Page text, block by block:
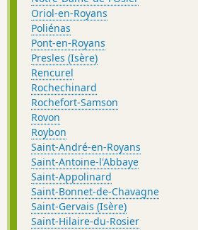
Oriol-en-Royans
Poliénas
Pont-en-Royans
Presles (Isère)
Rencurel
Rochechinard
Rochefort-Samson
Rovon
Roybon
Saint-André-en-Royans
Saint-Antoine-l'Abbaye
Saint-Appolinard
Saint-Bonnet-de-Chavagne
Saint-Gervais (Isère)
Saint-Hilaire-du-Rosier